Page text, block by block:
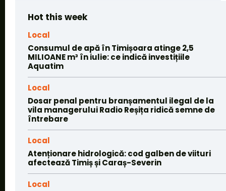
Hot this week
Local
Consumul de apă în Timișoara atinge 2,5
MILIOANE m³ în iulie: ce indică investițiile
Aquatim
Local
Dosar penal pentru branșamentul ilegal de la
vila managerului Radio Reșița ridică semne de
întrebare
Local
Atenționare hidrologică: cod galben de viituri
afectează Timiș și Caraș-Severin
Local